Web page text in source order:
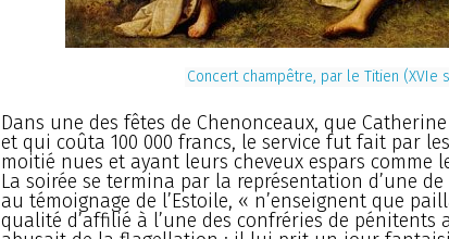
Concert champêtre, par le Titien (XVIe
Dans une des fêtes de Chenonceaux, que
et qui coûta 100 000 francs, le service fut fait par
moitié nues et ayant leurs cheveux espars comme
La soirée se termina par la représentation d’une
au témoignage de l’Estoile, « n’enseignent que
qualité d’affilié à l’une des confréries de pénitents